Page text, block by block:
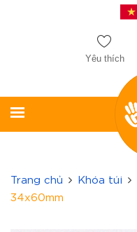
Yêu thích
Trang chủ Khóa túi
34x60mm